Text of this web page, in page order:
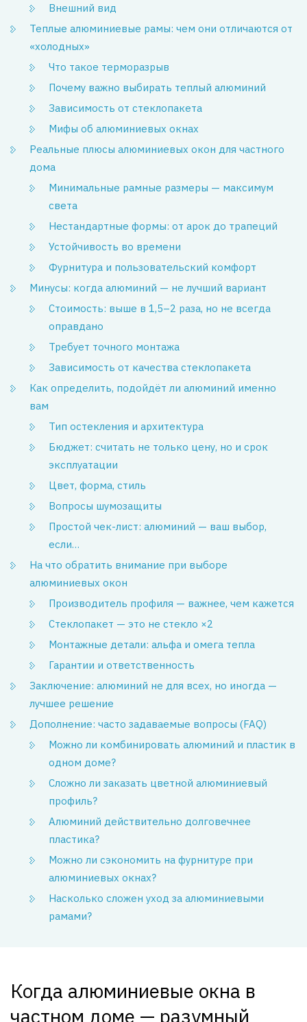
Внешний вид
Теплые алюминиевые рамы: чем они отличаются от
«холодных»
Что такое терморазрыв
Почему важно выбирать теплый алюминий
Зависимость от стеклопакета
Мифы об алюминиевых окнах
Реальные плюсы алюминиевых окон для частного
дома
Минимальные рамные размеры — максимум
света
Нестандартные формы: от арок до трапеций
Устойчивость во времени
Фурнитура и пользовательский комфорт
Минусы: когда алюминий — не лучший вариант
Стоимость: выше в 1,5–2 раза, но не всегда
оправдано
Требует точного монтажа
Зависимость от качества стеклопакета
Как определить, подойдёт ли алюминий именно
вам
Тип остекления и архитектура
Бюджет: считать не только цену, но и срок
эксплуатации
Цвет, форма, стиль
Вопросы шумозащиты
Простой чек-лист: алюминий — ваш выбор,
если…
На что обратить внимание при выборе
алюминиевых окон
Производитель профиля — важнее, чем кажется
Стеклопакет — это не стекло ×2
Монтажные детали: альфа и омега тепла
Гарантии и ответственность
Заключение: алюминий не для всех, но иногда —
лучшее решение
Дополнение: часто задаваемые вопросы (FAQ)
Можно ли комбинировать алюминий и пластик в
одном доме?
Сложно ли заказать цветной алюминиевый
профиль?
Алюминий действительно долговечнее
пластика?
Можно ли сэкономить на фурнитуре при
алюминиевых окнах?
Насколько сложен уход за алюминиевыми
рамами?
Когда алюминиевые окна в
частном доме — разумный